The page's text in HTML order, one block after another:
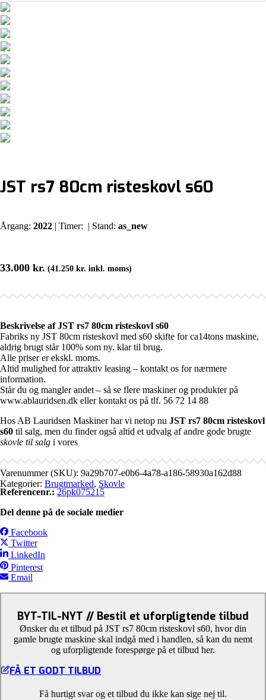
JST rs7 80cm risteskovl s60
Årgang: 2022 | Timer: | Stand: as_new
33.000 kr. (41.250 kr. inkl. moms)
Beskrivelse af JST rs7 80cm risteskovl s60
Fabriks ny JST 80cm risteskovl med s60 skifte for ca14tons maskine,
aldrig brugt står 100% som ny. klar til brug.
Alle priser er ekskl. moms.
Altid mulighed for attraktiv leasing – kontakt os for nærmere
information.
Står du og mangler andet – så se flere maskiner og produkter på
www.ablauridsen.dk eller kontakt os på tlf. 56 72 14 88
Hos AB Lauridsen Maskiner har vi netop nu JST rs7 80cm risteskovl
s60 til salg, men du finder også altid et udvalg af andre gode brugte
skovle til salg i vores
Varenummer (SKU): 9a29b707-e0b6-4a78-a186-58930a162d88
Kategorier: Brugtmarked, Skovle
Referencenr.: 26pk075215
Del denne på de sociale medier
Facebook
Twitter
LinkedIn
Pinterest
Email
BYT-TIL-NYT // Bestil et uforpligtende tilbud
Ønsker du et tilbud på JST rs7 80cm risteskovl s60, hvor din
gamle brugte maskine skal indgå med i handlen, så kan du nemt
og uforpligtende forespørge på et tilbud her.
FÅ ET GODT TILBUD
Få hurtigt svar og et tilbud du ikke kan sige nej til.